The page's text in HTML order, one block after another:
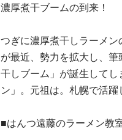
濃厚煮干ブームの到来！
つぎに濃厚煮干しラーメ
が最近、勢力を拡大し、
干しブーム」が誕生して
ン」。元祖は。札幌で活
■はんつ遠藤のラーメン教